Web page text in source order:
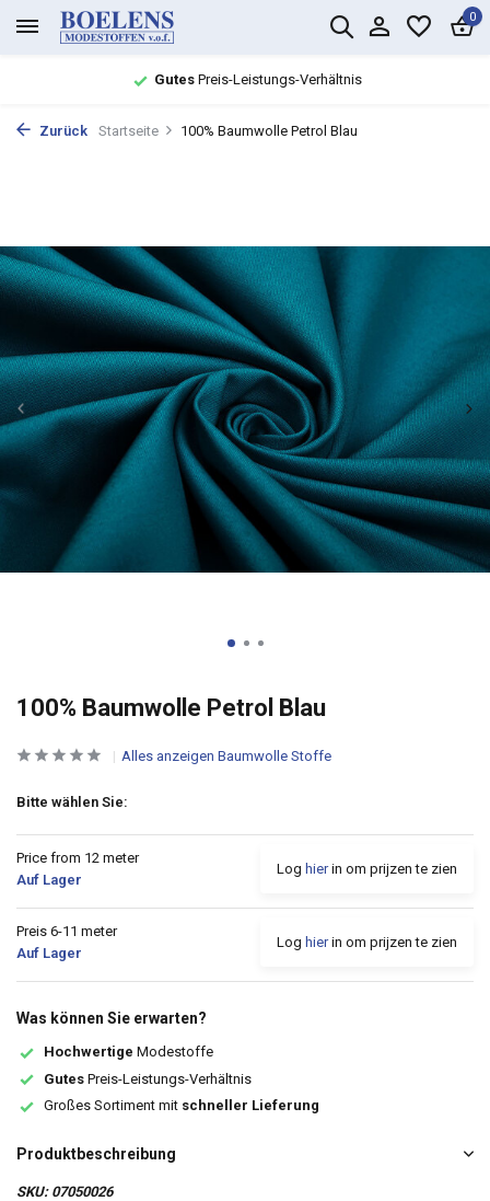
0
GutesPreis-Leistungs-Verhältnis
Zurück Startseite 100% Baumwolle Petrol Blau
100% Baumwolle Petrol Blau
Alles anzeigen Baumwolle Stoffe
Bitte wählen Sie:
Price from 12 meter
Auf Lager
Log hierin om prijzen te zien
Preis 6-11 meter
Auf Lager
Log hierin om prijzen te zien
Was können Sie erwarten?
Hochwertige Modestoffe
Gutes Preis-Leistungs-Verhältnis
Großes Sortiment mit schneller Lieferung
Produktbeschreibung
SKU: 07050026